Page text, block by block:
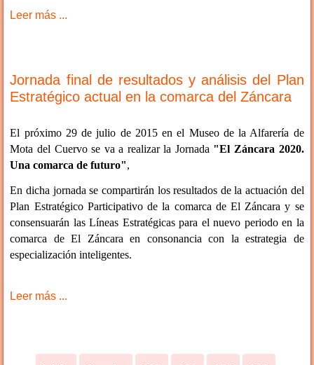
Leer más ...
Jornada final de resultados y análisis del Plan
Estratégico actual en la comarca del Záncara
El próximo 29 de julio de 2015 en el Museo de la Alfarería de
Mota del Cuervo se va a realizar la Jornada "El Záncara 2020.
Una comarca de futuro",
En dicha jornada se compartirán los resultados de la actuación del
Plan Estratégico Participativo de la comarca de El Záncara y se
consensuarán las Líneas Estratégicas para el nuevo periodo en la
comarca de El Záncara en consonancia con la estrategia de
especialización inteligentes.
Leer más ...